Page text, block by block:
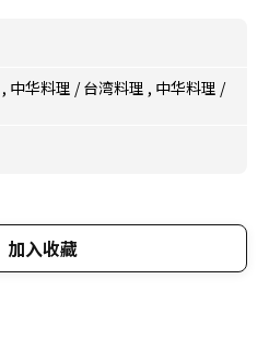
, 中华料理 /台湾料理 , 中华料理 /
加入收藏